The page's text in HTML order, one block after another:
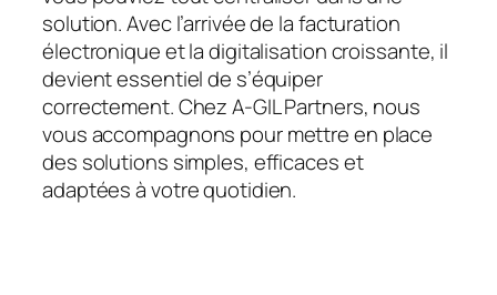
solution. Avec l’arrivée de la facturation
électronique et la digitalisation croissante, il
devient essentiel de s’équiper
correctement. Chez A-GIL Partners, nous
vous accompagnons pour mettre en place
des solutions simples, efficaces et
adaptées à votre quotidien.